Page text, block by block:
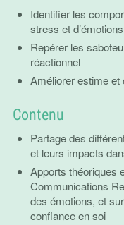
Identifier les
stress et d’émotions
Repérer les
réactionnel
Améliorer estime
Contenu
Partage des
et leurs impacts
Apports théoriques
Communications
des émotions, et
confiance en soi